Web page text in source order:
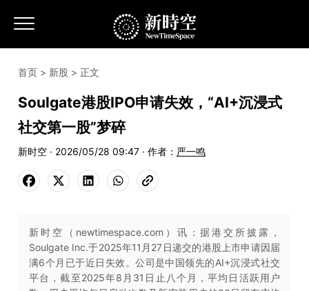
首页 > 新股 > 正文
Soulgate港股IPO申请失效，“AI+沉浸式
社交第一股”梦碎
新时空 · 2026/05/28 09:47 · 作者： 严一鸣
新时空（newtimespace.com）讯：据港交所披露，
Soulgate Inc.于2025年11月27日递交的港股上市申请因届
满6个月已于近日失效。公司是中国领先的AI+沉浸式社交
平台，截至2025年8月31日止八个月，平均日活跃用户